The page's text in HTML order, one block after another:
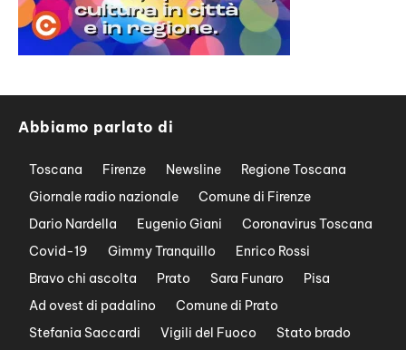
Abbiamo parlato di
Toscana Firenze Newsline
Regione Toscana
Giornale radio nazionale
Comune di Firenze
Dario Nardella
Eugenio Giani
Coronavirus Toscana
Covid-19
Gimmy Tranquillo
Enrico Rossi
Bravo chi ascolta
Prato Sara Funaro
Pisa
Ad ovest di padalino
Comune di Prato
Stefania Saccardi
Vigili del Fuoco
Stato brado